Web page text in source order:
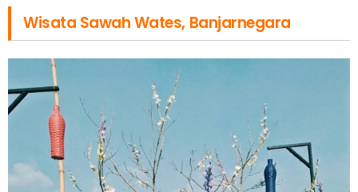
Wisata Sawah Wates, Banjarnegara